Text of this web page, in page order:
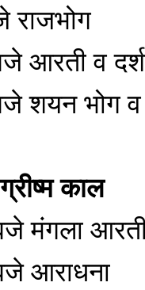
राजभोग
आरती व
शयन भोग व
काल
मंगला
आराधना